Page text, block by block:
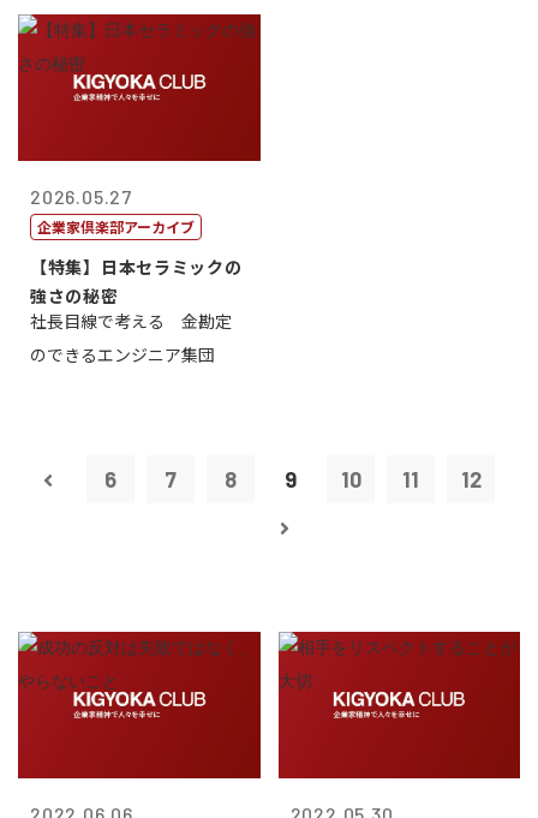
2026.05.27
企業家倶楽部アーカイブ
【特集】日本セラミックの
強さの秘密
社長目線で考える 金勘定
のできるエンジニア集団
6 7 8 9 10 11 12